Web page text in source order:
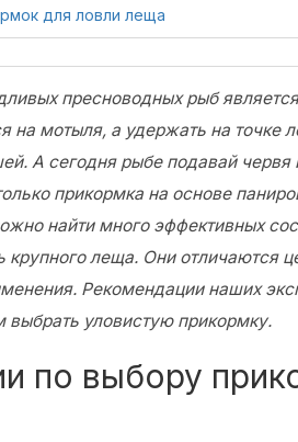
для ловли леща
пресноводных рыб
на мотыля, а удержать на точке
А сегодня рыбе подавай
прикормка на основе
найти много эффективных
крупного леща. Они отличаются
Рекомендации наших
уловистую прикормку.
по выбору